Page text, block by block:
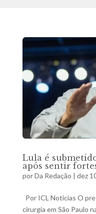
Lula é
após sentir
porDa Redação | dez
Por ICL Noticias O
cirurgia em São Paulo